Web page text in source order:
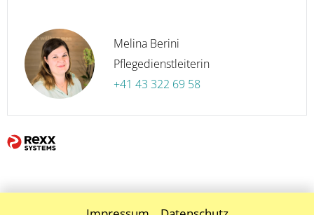
Melina Berini
Pflegedienstleiterin
+41 43 322 69 58